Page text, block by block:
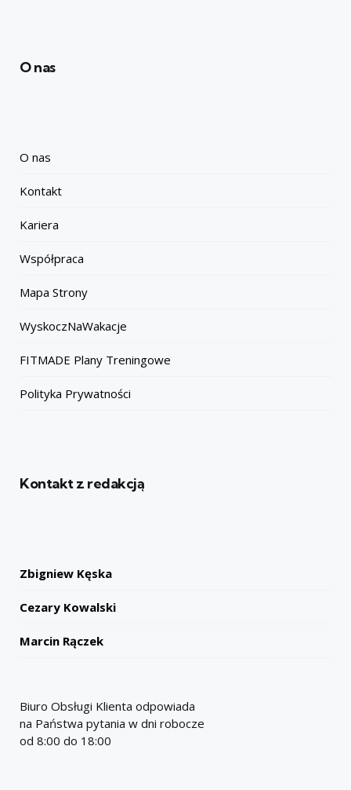
O nas
O nas
Kontakt
Kariera
Współpraca
Mapa Strony
WyskoczNaWakacje
FITMADE Plany Treningowe
Polityka Prywatności
Kontakt z redakcją
Zbigniew Kęska
Cezary Kowalski
Marcin Rączek
Biuro Obsługi Klienta odpowiada
na Państwa pytania w dni robocze
od 8:00 do 18:00